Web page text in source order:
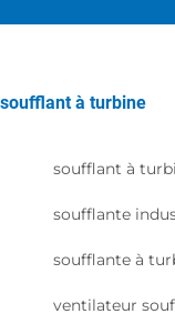
soufflant à turbine
soufflant à
soufflante
soufflante à
ventilateur